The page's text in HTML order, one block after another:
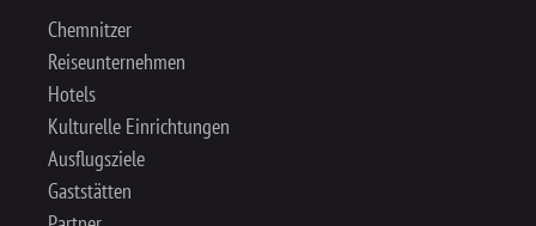
Chemnitzer
Reiseunternehmen
Hotels
Kulturelle Einrichtungen
Ausflugsziele
Gaststätten